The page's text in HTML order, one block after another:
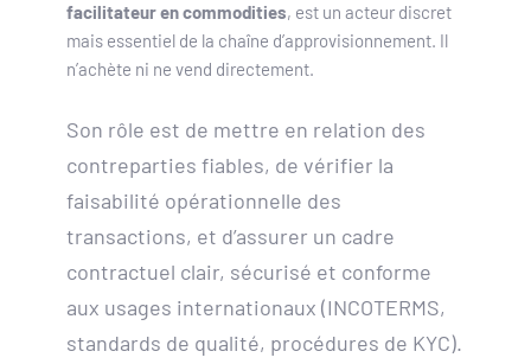
facilitateur en commodities, est un acteur discret
mais essentiel de la chaîne d’approvisionnement. Il
n’achète ni ne vend directement.
Son rôle est de mettre en relation des
contreparties fiables, de vérifier la
faisabilité opérationnelle des
transactions, et d’assurer un cadre
contractuel clair, sécurisé et conforme
aux usages internationaux (INCOTERMS,
standards de qualité, procédures de KYC).